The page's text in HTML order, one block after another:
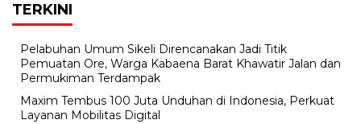
TERKINI
Pelabuhan Umum Sikeli Direncanakan Jadi Titik
Pemuatan Ore, Warga Kabaena Barat Khawatir Jalan dan
Permukiman Terdampak
Maxim Tembus 100 Juta Unduhan di Indonesia, Perkuat
Layanan Mobilitas Digital